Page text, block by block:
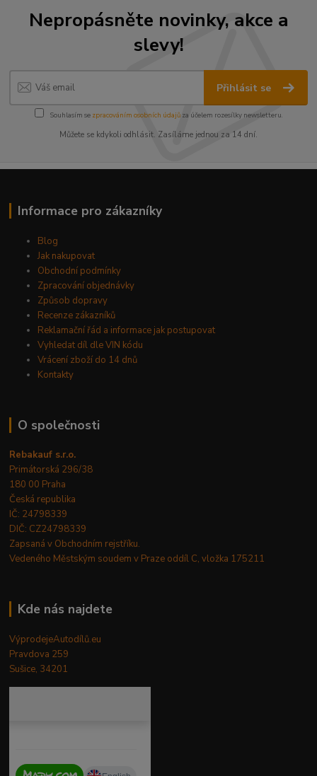
Nepropásněte novinky, akce a
slevy!
Přihlásit se
Souhlasím se zpracováním osobních údajůza účelem rozesílky newsletteru.
Můžete se kdykoli odhlásit. Zasíláme jednou za 14 dní.
Informace pro zákazníky
Blog
Jak nakupovat
Obchodní podmínky
Zpracování objednávky
Způsob dopravy
Recenze zákazníků
Reklamační řád a informace jak postupovat
Vyhledat díl dle VIN kódu
Vrácení zboží do 14 dnů
Kontakty
O společnosti
Rebakauf s.r.o.
Primátorská 296/38
180 00 Praha
Česká republika
IČ: 24798339
DIČ: CZ24798339
Zapsaná v Obchodním rejstříku.
Vedeného Městským soudem v Praze oddíl C, vložka 175211
Kde nás najdete
VýprodejeAutodílů.eu
Pravdova 259
Sušice, 34201